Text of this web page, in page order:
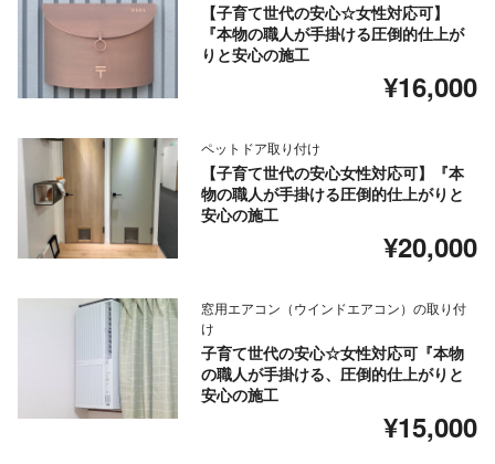
【子育て世代の安心☆女性対応可】
『本物の職人が手掛ける圧倒的仕上が
りと安心の施工
¥16,000
ペットドア取り付け
【子育て世代の安心女性対応可】『本
物の職人が手掛ける圧倒的仕上がりと
安心の施工
¥20,000
窓用エアコン（ウインドエアコン）の取り付
け
子育て世代の安心☆女性対応可『本物
の職人が手掛ける、圧倒的仕上がりと
安心の施工
¥15,000